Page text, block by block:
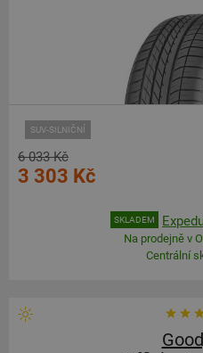
SUV-SILNIČNÍ
6 033 Kč
3 303 Kč
SKLADEM
Na prodejně v
Centrální